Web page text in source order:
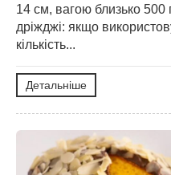
14 см, вагою близько 500
дріжджі: якщо
кількість...
Детальніше